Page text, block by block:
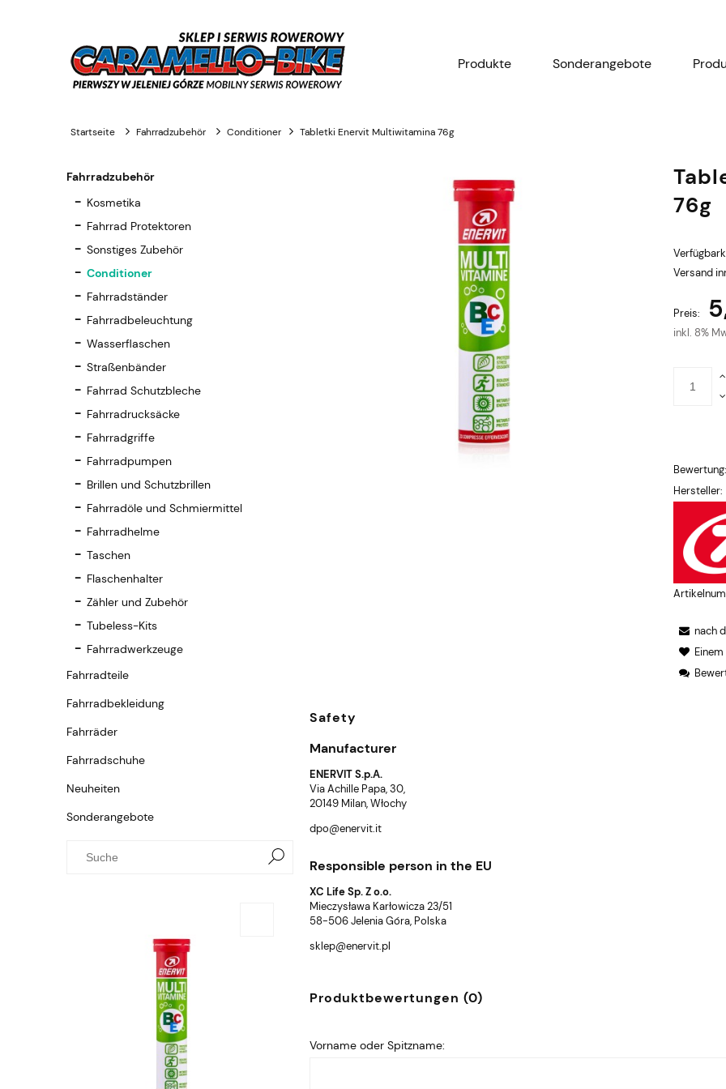
Produkte Sonderangebote
Startseite Fahrradzubehör Conditioner Tabletki Enervit Multiwitamina 76g
Fahrradzubehör
Kosmetika
Fahrrad Protektoren
Sonstiges Zubehör
Conditioner
Fahrradständer
Fahrradbeleuchtung
Wasserflaschen
Straßenbänder
Fahrrad Schutzbleche
Fahrradrucksäcke
Fahrradgriffe
Fahrradpumpen
Brillen und Schutzbrillen
Fahrradöle und Schmiermittel
Fahrradhelme
Taschen
Flaschenhalter
Zähler und Zubehör
Tubeless-Kits
Fahrradwerkzeuge
Fahrradteile
Fahrradbekleidung
Fahrräder
Fahrradschuhe
Neuheiten
Sonderangebote
76g
Versand
Preis:
inkl. 8%
Hersteller:
nach
Safety
Manufacturer
ENERVIT S.p.A.
Via Achille Papa, 30,
20149 Milan, Włochy
dpo@enervit.it
Responsible person in the EU
XC Life Sp. Z o.o.
Mieczysława Karłowicza 23/51
58-506 Jelenia Góra, Polska
sklep@enervit.pl
Produktbewertungen (0)
Vorname oder Spitzname: